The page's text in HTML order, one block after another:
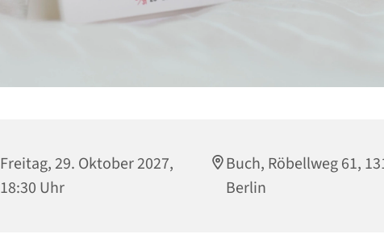
Freitag, 29. Oktober 2027,
18:30 Uhr
Buch, Röbellweg 61,
Berlin